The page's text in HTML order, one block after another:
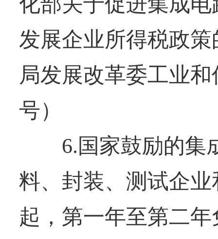
发展企业所得税政
局发展改革委工业
号）
6.国家鼓励的集
料、封装、测试企
起，第一年至第二